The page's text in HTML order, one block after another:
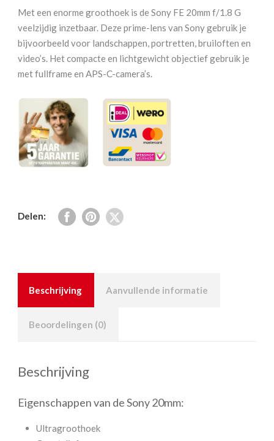
mm
F1.8
G
aantal
Met een enorme groothoek is de Sony FE 20mm f/1.8 G
veelzijdig inzetbaar. Deze prime-lens van Sony gebruik je
bijvoorbeeld voor landschappen, portretten, bruiloften en
video’s. Het compacte en lichtgewicht objectief gebruik je
met fullframe en APS-C-camera’s.
Delen:
Beschrijving Aanvullende informatie
Beoordelingen (0)
Beschrijving
Eigenschappen van de Sony 20mm:
Ultragroothoek